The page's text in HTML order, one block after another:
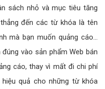
sách nhỏ và mục tiêu tăng
đến các từ khóa là tên
mà bạn muốn quảng cáo...
vào sản phẩm Web bán
cáo, thay vì mất đi chi phí
quả cho những từ khóa